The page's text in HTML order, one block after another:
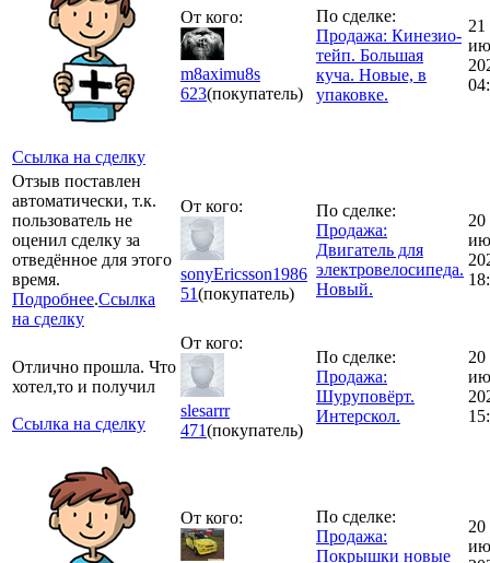
Ссылка на сделку
От кого:
m8aximu8s
623(покупатель)
По сделке:
Продажа: Кинезио-
тейп. Большая
куча. Новые, в
упаковке.
21
Отзыв поставлен
автоматически, т.к.
пользователь не
оценил сделку за
отведённое для этого
время.
Подробнее.Ссылка
на сделку
От кого:
sonyEricsson1986
51(покупатель)
По сделке:
Продажа:
Двигатель для
электровелосипеда.
Новый.
20
Отлично прошла. Что
хотел,то и получил
Ссылка на сделку
От кого:
slesarrr
471(покупатель)
По сделке:
Продажа:
Шуруповёрт.
Интерскол.
20
От кого:
По сделке:
Продажа:
Покрышки новые
20